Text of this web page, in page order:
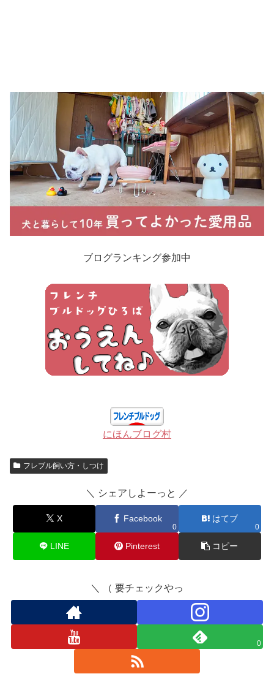
ブログランキング参加中
にほんブログ村
フレブル飼い方・しつけ
＼ シェアしよーっと ／
X Facebook
0
はてブ
0
LINE Pinterest コピー
＼ （ 要チェックやっ
0